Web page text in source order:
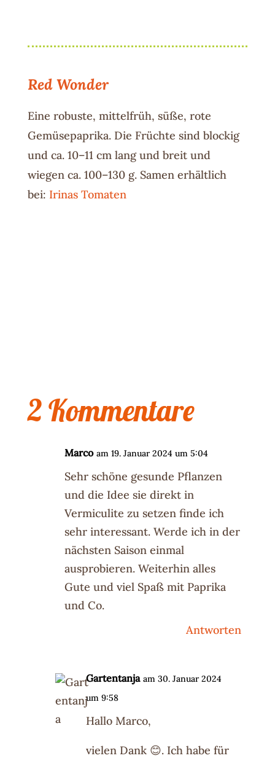
Red Wonder
Eine robuste, mittelfrüh, süße, rote
Gemüsepaprika. Die Früchte sind blockig
und ca. 10–11 cm lang und breit und
wiegen ca. 100–130 g. Samen erhältlich
bei: Irinas Tomaten
2 Kommentare
Marco am 19. Januar 2024 um 5:04
Sehr schöne gesunde Pflanzen
und die Idee sie direkt in
Vermiculite zu setzen finde ich
sehr interessant. Werde ich in der
nächsten Saison einmal
ausprobieren. Weiterhin alles
Gute und viel Spaß mit Paprika
und Co.
Antworten
Gartentanja am 30. Januar 2024
um 9:58
Hallo Marco,
vielen Dank 😊. Ich habe für